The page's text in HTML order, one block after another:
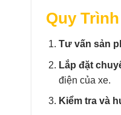
Quy
Tư vấn sản
Lắp đặt
điện của xe.
Kiểm tra và